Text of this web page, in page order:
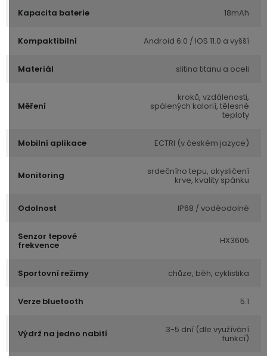
Kapacita baterie 18mAh
Kompaktibilní Android 6.0 / IOS 11.0 a vyšší
Materiál slitina titanu a oceli
Měření
kroků, vzdálenosti,
spálených kalorií, tělesné
teploty
Mobilní aplikace ECTRI (v českém jazyce)
Monitoring srdečního tepu, okysličení
krve, kvality spánku
Odolnost IP68 / voděodolné
Senzor tepové
frekvence HX3605
Sportovní režimy chůze, běh, cyklistika
Verze bluetooth 5.1
Výdrž na jedno nabití 3-5 dní (dle využívání
funkcí)